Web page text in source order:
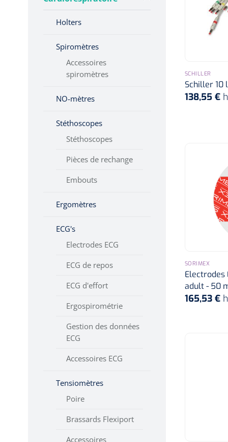
Hygiène & Désinfection
Soins d'incontinence
Matériel d'injection
Infrastructure
Instruments
Monitoring
Audio
Visualisation
flux sanguin
Waveform
Doppler Kit
Foetale dopplers
3 MHz
audio et
valeurs
numériques et
Audio
Affichage audio et
FHR
FHR avec audio,
valeurs
tracé
Holters
Spiromètres
Accessoires
spiromètres
NO-mètres
Stéthoscopes
Stéthoscopes
Pièces de rechange
Embouts
Ergomètres
ECG's
Electrodes ECG
ECG de repos
ECG d'effort
Ergospirométrie
Gestion des données
ECG
Accessoires ECG
Tensiomètres
Poire
Brassards Flexiport
Accessoires
SCHILLER
Schiller 10
138,55 €
SORIMEX
Electrodes
adult - 50
165,53 €